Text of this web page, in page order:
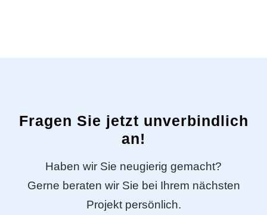
Fragen Sie jetzt unverbindlich
an!
Haben wir Sie neugierig gemacht?
Gerne beraten wir Sie bei Ihrem nächsten
Projekt persönlich.